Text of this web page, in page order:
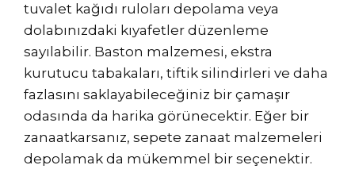
tuvalet kağıdı ruloları depolama veya
dolabınızdaki kıyafetler düzenleme
sayılabilir. Baston malzemesi, ekstra
kurutucu tabakaları, tiftik silindirleri ve daha
fazlasını saklayabileceğiniz bir çamaşır
odasında da harika görünecektir. Eğer bir
zanaatkarsanız, sepete zanaat malzemeleri
depolamak da mükemmel bir seçenektir.